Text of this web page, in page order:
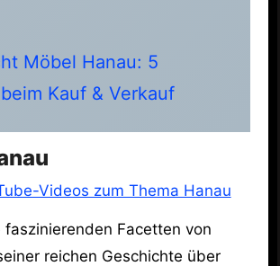
Möbel Hanau: 5
Kauf & Verkauf
Videos zum Thema Hanau
faszinierenden Facetten von
reichen Geschichte über